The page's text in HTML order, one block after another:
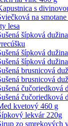
s
na
lesa
šípková
šípková
šípková
brusnicová
brusnicová
čučoriedková
čučoriedková
kvetový 460 g
lekvár 220g
zo smrekových